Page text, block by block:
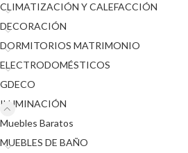
CLIMATIZACIÓN Y CALEFACCIÓN
DECORACIÓN
DORMITORIOS MATRIMONIO
ELECTRODOMÉSTICOS
GDECO
ILUMINACIÓN
Muebles Baratos
MUEBLES DE BAÑO